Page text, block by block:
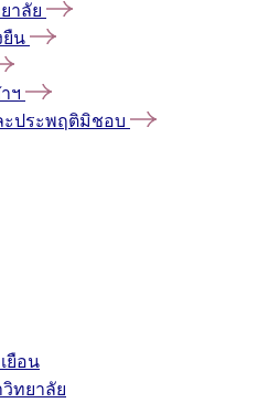
าลัย
ยืน
ฯ
ะประพฤติมิชอบ
ยือน
ทยาลัย